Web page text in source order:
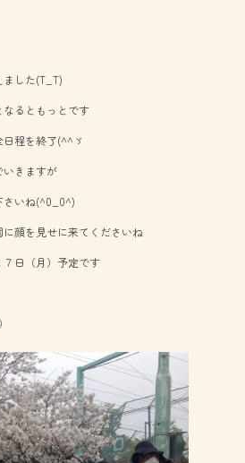
した(T_T)
るともっとです
程を終了(^^ゞ
いきますが
さいね(^0_0^)
顔を見せに来てくださいね
日（月）予定です